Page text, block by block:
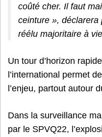
coûté cher. Il faut
ceinture », déclarera
réélu majoritaire à
Un tour d’horizon
l’international permet
l’enjeu, partout autour
Dans la surveillance
par le SPVQ22,